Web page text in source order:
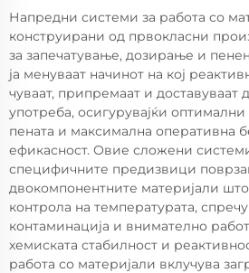
Напредни системи за работа со
конструирани од првокласни
за запечатување, дозирање и
ја менуваат начинот на кој
чуваат, припремаат и доставуваат
употреба, осигурувајќи
пената и максимална оперативна
ефикасност. Овие сложени
специфичните предизвици
двокомпонентните материјали
контрола на температурата,
контаминација и внимателно
хемиската стабилност и
работа со материјали вклучува